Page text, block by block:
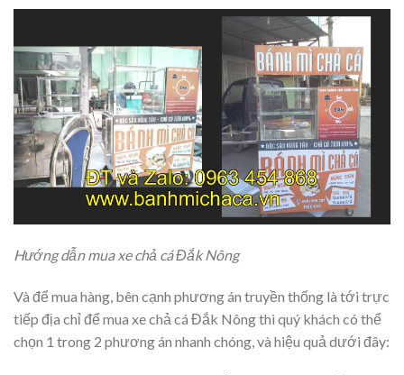
Hướng dẫn mua xe chả cá Đắk Nông
Và để mua hàng, bên cạnh phương án truyền thống là tới trực
tiếp địa chỉ để mua xe chả cá Đắk Nông thì quý khách có thể
chọn 1 trong 2 phương án nhanh chóng, và hiệu quả dưới đây: